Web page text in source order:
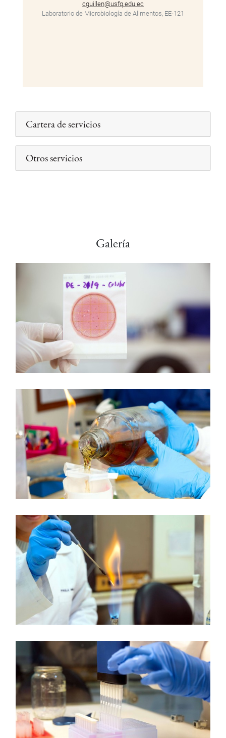
cguillen@usfq.edu.ec
Laboratorio de Microbiología de Alimentos, EE-121
Cartera de servicios
Otros servicios
Galería